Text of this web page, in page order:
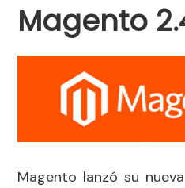
Magento
Magento lanzó su